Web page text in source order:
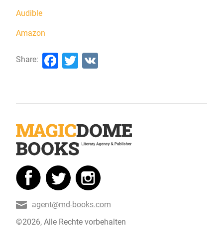
Audible
Amazon
Share: Facebook
Twitter
©2026, Alle Rechte vorbehalten
agent@md-books.com